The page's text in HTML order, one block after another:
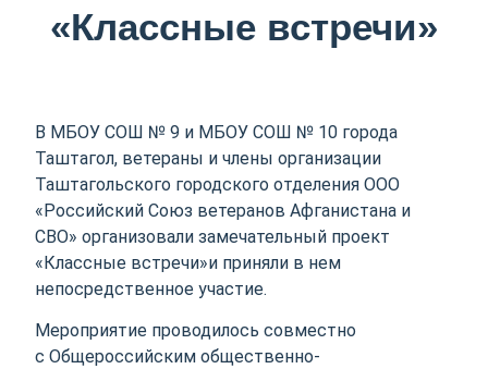
«Классные встречи»
В МБОУ СОШ № 9 и МБОУ СОШ № 10 города
Таштагол, ветераны и члены организации
Таштагольского городского отделения ООО
«Российский Союз ветеранов Афганистана и
СВО» организовали замечательный проект
«Классные встречи»и приняли в нем
непосредственное участие.
Мероприятие проводилось совместно
с Общероссийским общественно-